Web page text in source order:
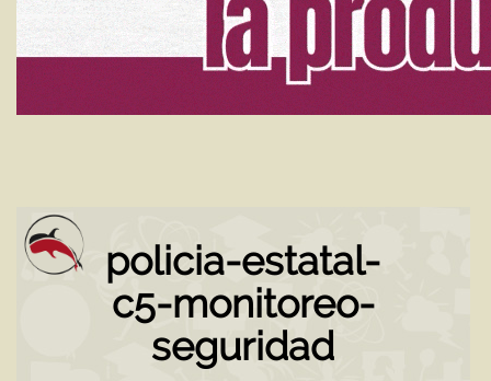
policia-estatal-
c5-monitoreo-
seguridad